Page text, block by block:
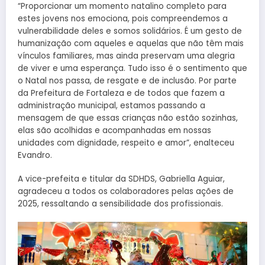
“Proporcionar um momento natalino completo para
estes jovens nos emociona, pois compreendemos a
vulnerabilidade deles e somos solidários. É um gesto de
humanização com aqueles e aquelas que não têm mais
vínculos familiares, mas ainda preservam uma alegria
de viver e uma esperança. Tudo isso é o sentimento que
o Natal nos passa, de resgate e de inclusão. Por parte
da Prefeitura de Fortaleza e de todos que fazem a
administração municipal, estamos passando a
mensagem de que essas crianças não estão sozinhas,
elas são acolhidas e acompanhadas em nossas
unidades com dignidade, respeito e amor”, enalteceu
Evandro.
A vice-prefeita e titular da SDHDS, Gabriella Aguiar,
agradeceu a todos os colaboradores pelas ações de
2025, ressaltando a sensibilidade dos profissionais.